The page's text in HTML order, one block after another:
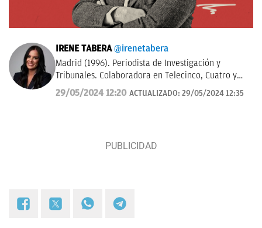
IRENE TABERA @irenetabera
Madrid (1996). Periodista de Investigación y
Tribunales. Colaboradora en Telecinco, Cuatro y
Telemadrid. Graduada en Periodismo por la
Universidad Complutense de Madrid y máster en
29/05/2024 12:20 ACTUALIZADO: 29/05/2024 12:35